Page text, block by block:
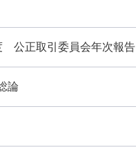
公正取引委員会年次報告
論